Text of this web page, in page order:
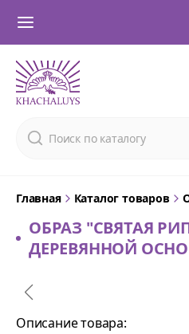
Главная Каталог товаров
ОБРАЗ "СВЯТАЯ
ДЕРЕВЯННОЙ
Описание товара: